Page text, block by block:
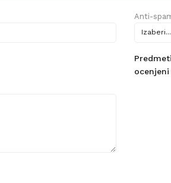
Anti-